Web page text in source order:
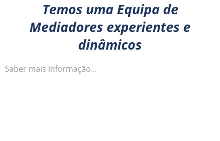
Temos uma Equipa de
Mediadores experientes e
dinâmicos
Saber mais informação...